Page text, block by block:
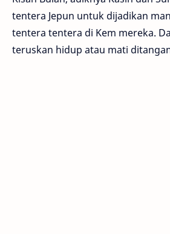
tentera Jepun untuk dijadikan
tentera tentera di Kem mereka.
teruskan hidup atau mati